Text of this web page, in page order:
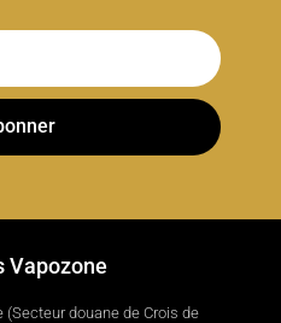
Vapozone
douane de Crois de